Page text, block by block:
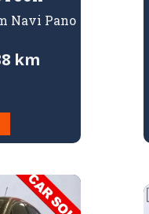
Navi Pano
km